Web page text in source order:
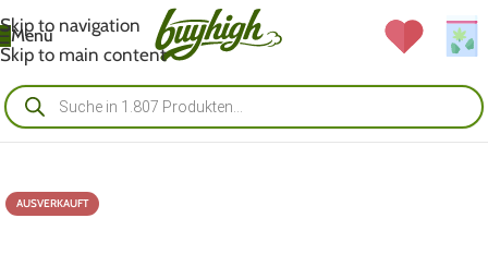
Skip to navigation
Skip to main content
Menü
AUSVERKAUFT